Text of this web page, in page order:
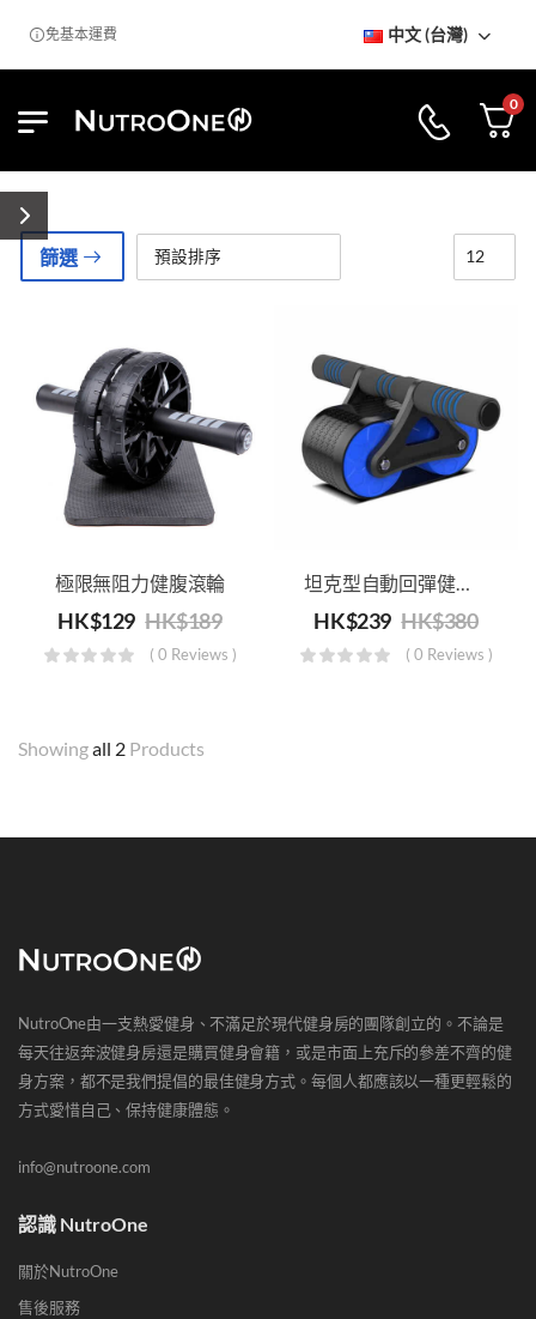
免基本運費 中文 (台灣)
0
篩選
極限無阻力健腹滾輪
HK$129 HK$189
( 0 Reviews )
坦克型自動回彈健腹輪
HK$239 HK$380
( 0 Reviews )
Showingall 2 Products
NutroOne由一支熱愛健身、不滿足於現代健身房的團隊創立的。不論是
每天往返奔波健身房還是購買健身會籍，或是市面上充斥的參差不齊的健
身方案，都不是我們提倡的最佳健身方式。每個人都應該以一種更輕鬆的
方式愛惜自己、保持健康體態。
info@nutroone.com
認識 NutroOne
關於NutroOne
售後服務